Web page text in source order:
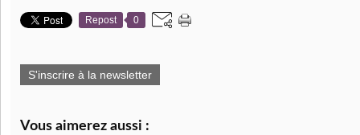
Repost 0
S'inscrire à la newsletter
Vous aimerez aussi :